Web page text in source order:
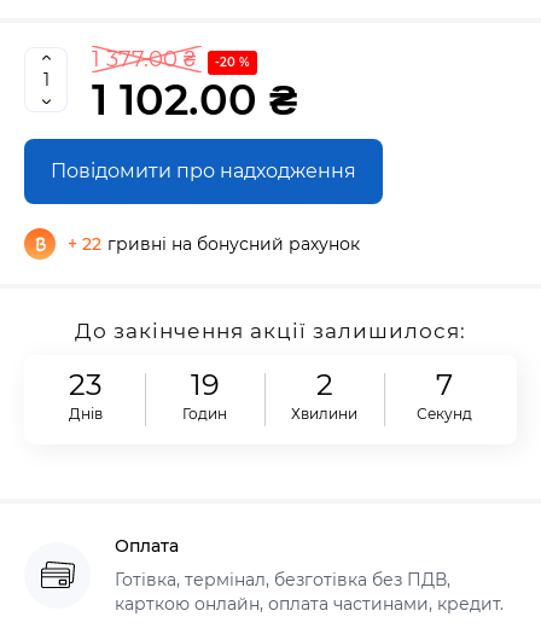
1 377.00 ₴ -20 %
1 102.00 ₴
Повідомити про надходження
+ 22 гривні на бонусний рахунок
До закінчення акції залишилося:
23
Днів
19
Годин
2
Хвилини
5
Секунд
Оплата
Готівка, термінал, безготівка без ПДВ,
карткою онлайн, оплата частинами, кредит.